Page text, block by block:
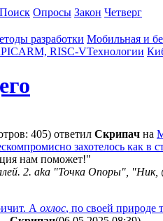
Поиск Опросы Закон Четверг
разработки Мобильная и
PICARM, RISC-VТехнологии
405) ответил Cкpипaч на
захотелось как в
нам поможет!"
2. aka "Точка Опоры",
А охлос, по своей природе